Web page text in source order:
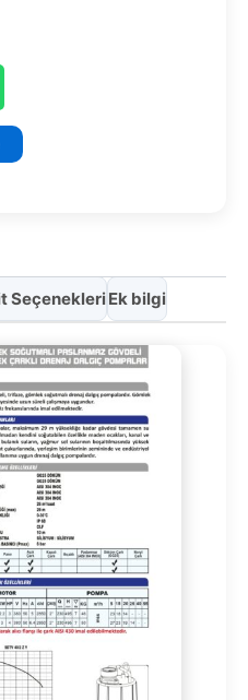
SeçenekleriEk bilgi